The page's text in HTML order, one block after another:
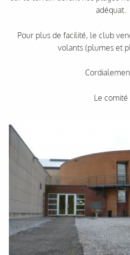
adéquat.
Pour plus de facilité, le club
volants (plumes et
Le comité